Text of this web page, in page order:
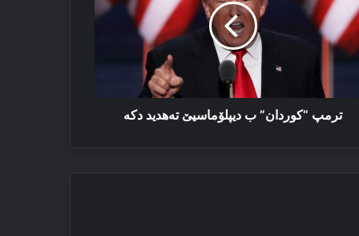
ترمپ “کوردان” ب دیپلۆماسیێ تەھدید دكە